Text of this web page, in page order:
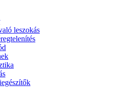
leszokás